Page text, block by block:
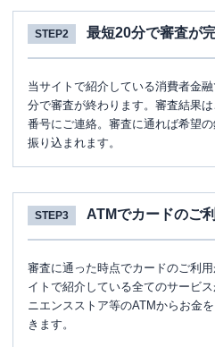
STEP2 最短20分で審査が
当サイトで紹介している消費者金
分で審査が終わります。審査結果
番号にご連絡。審査に通れば希望
振り込まれます。
STEP3 ATMでカードのご
審査に通った時点でカードのご利
イトで紹介している全てのサービ
ニエンスストア等のATMからお金
きます。